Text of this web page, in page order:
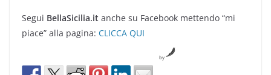
Segui BellaSicilia.it anche su Facebook mettendo “mi
piace” alla pagina: CLICCA QUI
by